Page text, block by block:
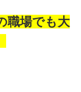
職場でも大